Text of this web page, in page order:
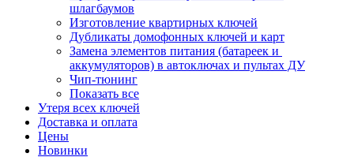
шлагбаумов
Изготовление квартирных ключей
Дубликаты домофонных ключей и карт
Замена элементов питания (батареек и
аккумуляторов) в автоключах и пультах ДУ
Чип-тюнинг
Показать все
Утеря всех ключей
Доставка и оплата
Цены
Новинки